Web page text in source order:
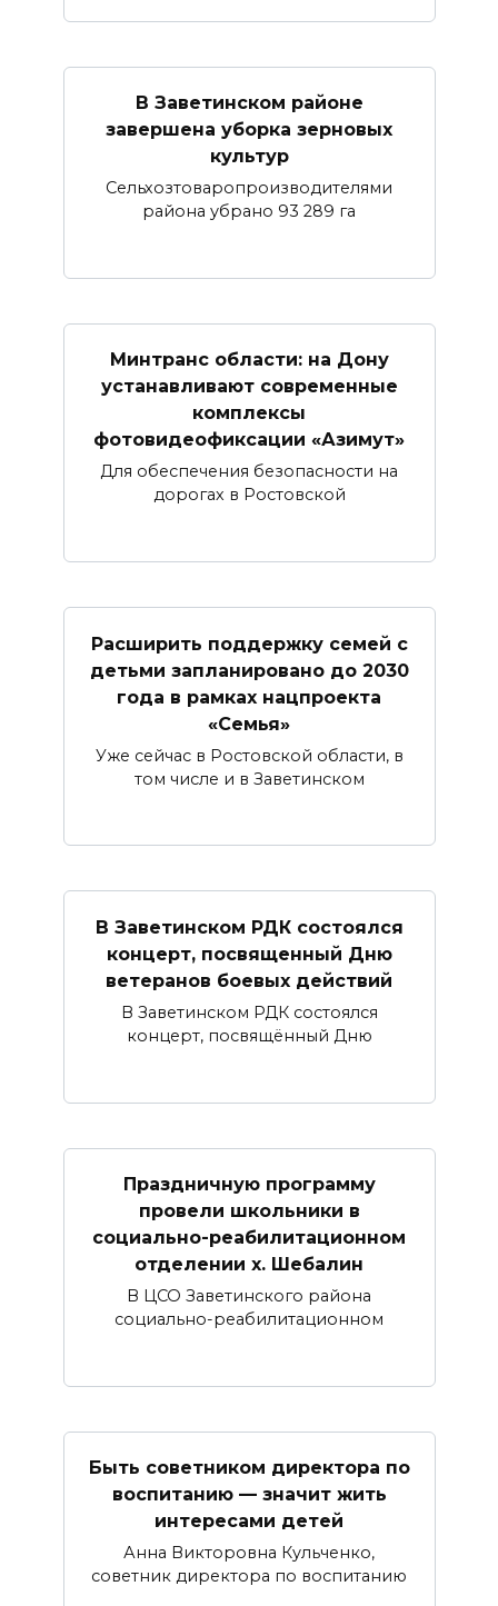
В Заветинском районе
завершена уборка зерновых
культур
Сельхозтоваропроизводителями
района убрано 93 289 га
Минтранс области: на Дону
устанавливают современные
комплексы
фотовидеофиксации «Азимут»
Для обеспечения безопасности на
дорогах в Ростовской
Расширить поддержку семей с
детьми запланировано до 2030
года в рамках нацпроекта
«Семья»
Уже сейчас в Ростовской области, в
том числе и в Заветинском
В Заветинском РДК состоялся
концерт, посвященный Дню
ветеранов боевых действий
В Заветинском РДК состоялся
концерт, посвящённый Дню
Праздничную программу
провели школьники в
социально-реабилитационном
отделении х. Шебалин
В ЦСО Заветинского района
социально-реабилитационном
Быть советником директора по
воспитанию — значит жить
интересами детей
Анна Викторовна Кульченко,
советник директора по воспитанию